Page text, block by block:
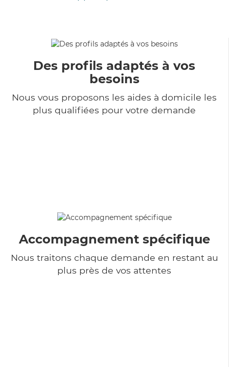
Des profils adaptés à vos
besoins
Nous vous proposons les aides à domicile les
plus qualifiées pour votre demande
Accompagnement spécifique
Nous traitons chaque demande en restant au
plus près de vos attentes